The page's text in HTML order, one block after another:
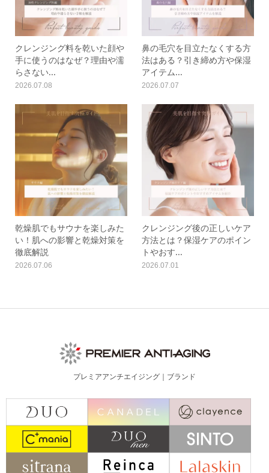
クレンジング料を乾いた顔や
手に使うのはなぜ？理由や濡
らさない...
2026.07.08
鼻の毛穴を目立たなくする方
法はある？引き締め方や保湿
アイテム...
2026.07.07
乾燥肌でもサウナを楽しみた
い！肌への影響と乾燥対策を
徹底解説
2026.07.06
クレンジング後の正しいケア
方法とは？保湿ケアのポイン
トやおす...
2026.07.01
プレミアアンチエイジング｜ブランド